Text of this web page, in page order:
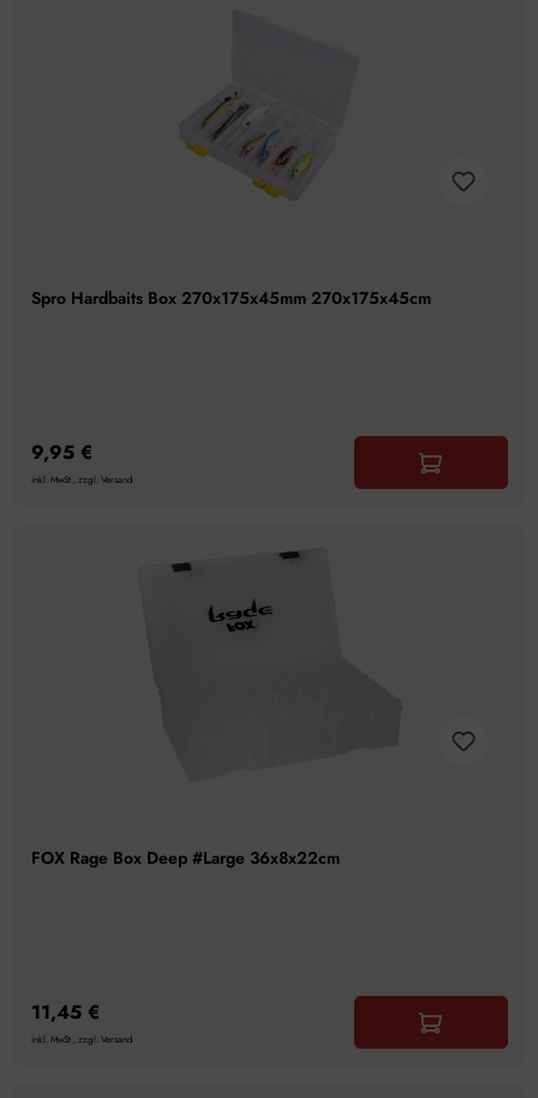
Spro Hardbaits Box 270x175x45mm 270x175x45cm
9,95 €
inkl. MwSt., zzgl. Versand
FOX Rage Box Deep #Large 36x8x22cm
11,45 €
inkl. MwSt., zzgl. Versand